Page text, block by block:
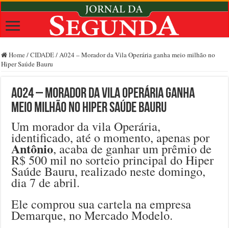
Home /CIDADE/A024 – Morador da Vila Operária ganha meio milhão no
Hiper Saúde Bauru
A024 – Morador da Vila Operária ganha
meio milhão no Hiper Saúde Bauru
Um morador da vila Operária,
identificado, até o momento, apenas por
Antônio, acaba de ganhar um prêmio de
R$ 500 mil no sorteio principal do Hiper
Saúde Bauru, realizado neste domingo,
dia 7 de abril.
Ele comprou sua cartela na empresa
Demarque, no Mercado Modelo.